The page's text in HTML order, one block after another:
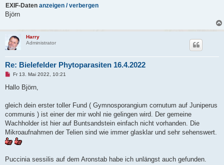
EXIF-Daten anzeigen / verbergen
Björn
Harry
Administrator
Re: Bielefelder Phytoparasiten 16.4.2022
U
g
e
e
n
r
B
e
t
Fr 13. Mai 2022, 10:21
Hallo Björn,
gleich dein erster toller Fund ( Gymnosporangium cornutum auf Juniperus
communis ) ist einer der mir wohl nie gelingen wird. Der gemeine
Wachholder ist hier auf Buntsandstein einfach nicht vorhanden. Die
Mikroaufnahmen der Telien sind wie immer glasklar und sehr sehenswert.
Puccinia sessilis auf dem Aronstab habe ich unlängst auch gefunden.